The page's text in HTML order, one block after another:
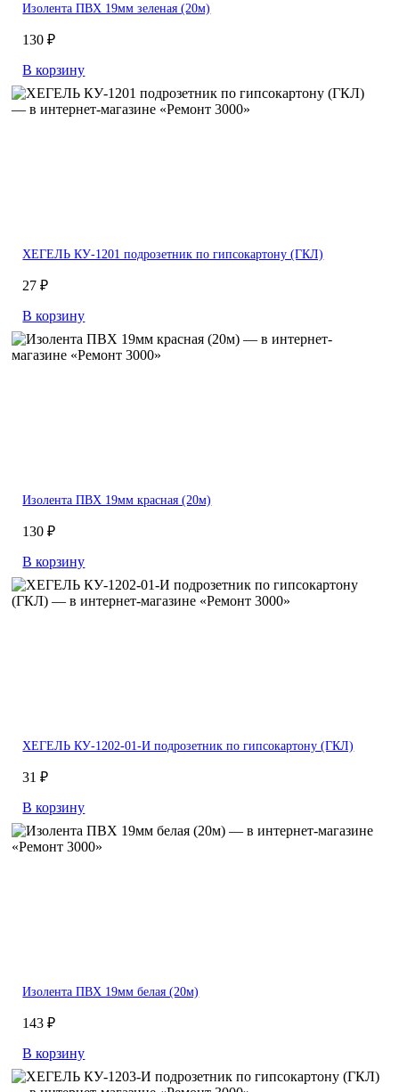
Изолента ПВХ 19мм зеленая (20м)
130 ₽
В корзину
ХЕГЕЛЬ КУ-1201 подрозетник по гипсокартону (ГКЛ)
27 ₽
В корзину
Изолента ПВХ 19мм красная (20м)
130 ₽
В корзину
ХЕГЕЛЬ КУ-1202-01-И подрозетник по гипсокартону (ГКЛ)
31 ₽
В корзину
Изолента ПВХ 19мм белая (20м)
143 ₽
В корзину